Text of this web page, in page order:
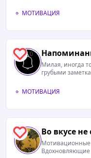
МОТИВАЦИЯ
0
Милая, иногда
грубыми
МОТИВАЦИЯ
0 Во вкусе
Мотивационные
Вдохновляющие